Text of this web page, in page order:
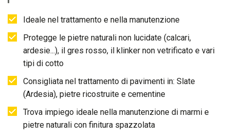
Ideale nel trattamento e nella manutenzione
Protegge le pietre naturali non lucidate (calcari,
ardesie...), il gres rosso, il klinker non vetrificato e vari
tipi di cotto
Consigliata nel trattamento di pavimenti in: Slate
(Ardesia), pietre ricostruite e cementine
Trova impiego ideale nella manutenzione di marmi e
pietre naturali con finitura spazzolata